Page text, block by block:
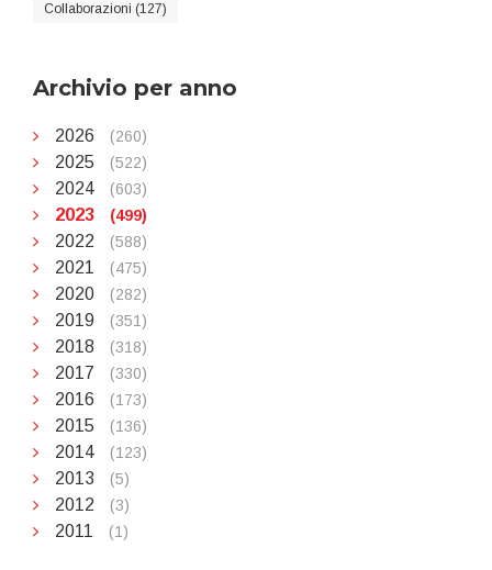
Collaborazioni (127)
Archivio per anno
2026 (260)
2025 (522)
2024 (603)
2023 (499)
2022 (588)
2021 (475)
2020 (282)
2019 (351)
2018 (318)
2017 (330)
2016 (173)
2015 (136)
2014 (123)
2013 (5)
2012 (3)
2011 (1)